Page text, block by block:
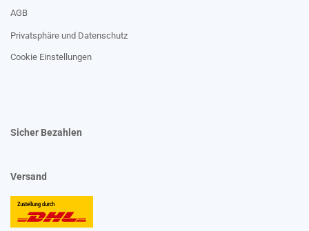
AGB
Privatsphäre und Datenschutz
Cookie Einstellungen
Sicher Bezahlen
Versand